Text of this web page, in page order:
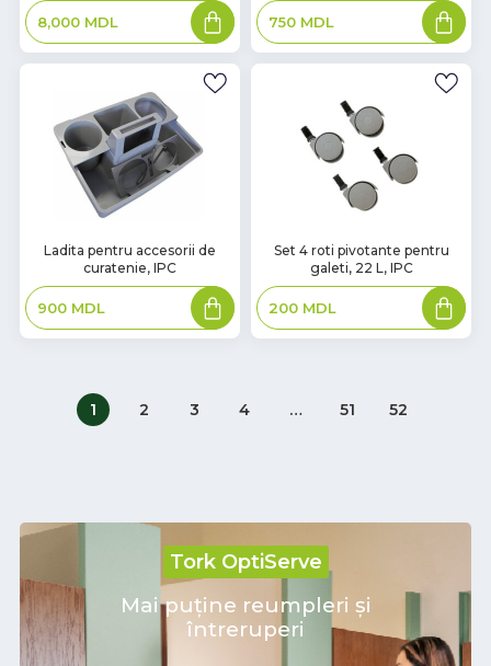
Tork OptiServe
Mai puține reumpleri și
întreruperi
8,000 MDL
Adaugă
în
coș
750 MDL
Adaugă
în
coș
наличии
Ladita pentru accesorii de
curatenie, IPC
900 MDL
Adaugă
în
coș
наличии
Set 4 roti pivotante pentru
galeti, 22 L, IPC
200 MDL
Adaugă
în
coș
1 2 3 4 … 51 52